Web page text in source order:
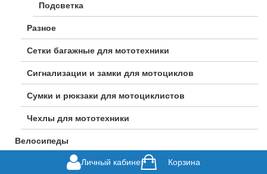
Подсветка
Разное
Сетки багажные для мототехники
Сигнализации и замки для мотоциклов
Сумки и рюкзаки для мотоциклистов
Чехлы для мототехники
Велосипеды
Горные велосипедыЛичный кабинет Корзина